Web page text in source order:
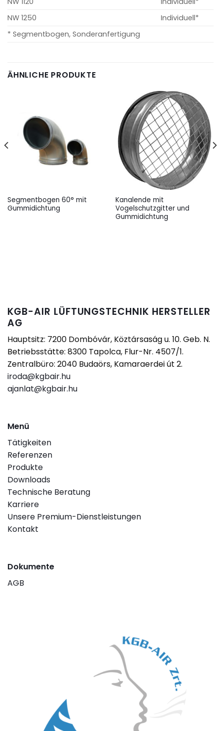
NW 1250
Individuell*
* Segmentbogen, Sonderanfertigung
ÄHNLICHE PRODUKTE
Segmentbogen 60° mit
Gummidichtung
Kanalende mit
Vogelschutzgitter und
Gummidichtung
KGB-AIR LÜFTUNGSTECHNIK HERSTELLER
AG
Hauptsitz: 7200 Dombóvár, Köztársaság u. 10. Geb. N.
Betriebsstätte: 8300 Tapolca, Flur-Nr. 4507/1.
Zentralbüro: 2040 Budaörs, Kamaraerdei út 2.
iroda@kgbair.hu
ajanlat@kgbair.hu
Menü
Tätigkeiten
Referenzen
Produkte
Downloads
Technische Beratung
Karriere
Unsere Premium-Dienstleistungen
Kontakt
Dokumente
AGB